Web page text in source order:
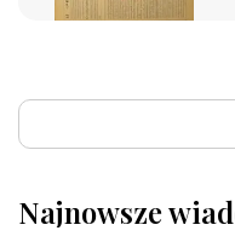
Najnowsze